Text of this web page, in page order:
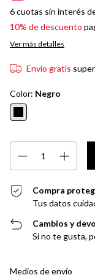
6cuotas sin interés
10% de descuento
Ver más detalles
Envío gratis
Color: Negro
Compra
Tus datos
Cambios y
Si no te gusta,
Entregas para el CP:
Medios de envío